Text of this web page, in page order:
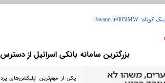
کوتاه:
بزرگترین سامانه بانکی اسرائیل از
یکی از مهم‌ترین اپلیکشن‌های